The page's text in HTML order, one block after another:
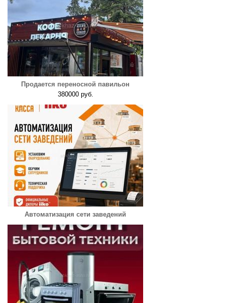
Продается переносной павильон
380000 руб.
Автоматизация сети заведений